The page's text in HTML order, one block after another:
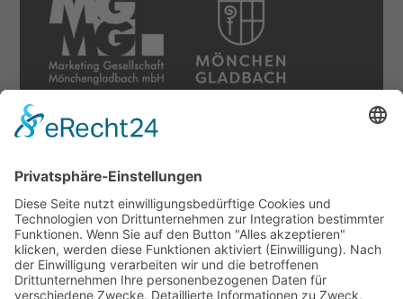
Soziale Netzwerke Datenschutz
Cookie-Einstellungen